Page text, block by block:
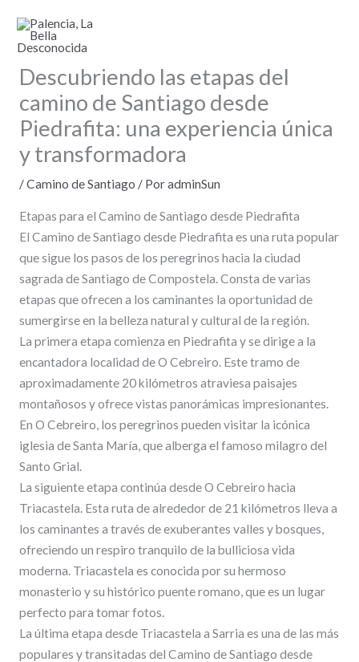
contenido
Descubriendo las etapas del
camino de Santiago desde
Piedrafita: una experiencia única
y transformadora
/Camino de Santiago / PoradminSun
Etapas para el Camino de Santiago desde Piedrafita
El Camino de Santiago desde Piedrafita es una ruta popular
que sigue los pasos de los peregrinos hacia la ciudad
sagrada de Santiago de Compostela. Consta de varias
etapas que ofrecen a los caminantes la oportunidad de
sumergirse en la belleza natural y cultural de la región.
La primera etapa comienza en Piedrafita y se dirige a la
encantadora localidad de O Cebreiro. Este tramo de
aproximadamente 20 kilómetros atraviesa paisajes
montañosos y ofrece vistas panorámicas impresionantes.
En O Cebreiro, los peregrinos pueden visitar la icónica
iglesia de Santa María, que alberga el famoso milagro del
Santo Grial.
La siguiente etapa continúa desde O Cebreiro hacia
Triacastela. Esta ruta de alrededor de 21 kilómetros lleva a
los caminantes a través de exuberantes valles y bosques,
ofreciendo un respiro tranquilo de la bulliciosa vida
moderna. Triacastela es conocida por su hermoso
monasterio y su histórico puente romano, que es un lugar
perfecto para tomar fotos.
La última etapa desde Triacastela a Sarria es una de las más
populares y transitadas del Camino de Santiago desde